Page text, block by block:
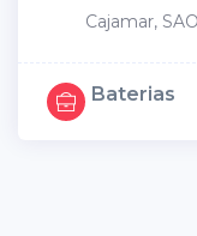
Cajamar,
Baterias